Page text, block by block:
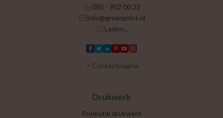
085 - 902 00 22
info@groenprint.nl
Laden...
Contactpagina
Drukwerk
Promotie drukwerk